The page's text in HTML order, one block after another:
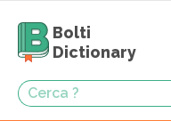
Bolti
Dictionary